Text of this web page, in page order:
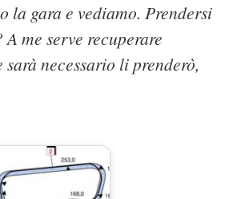
la gara e vediamo. Prendersi
me serve recuperare
sarà necessario li prenderò,